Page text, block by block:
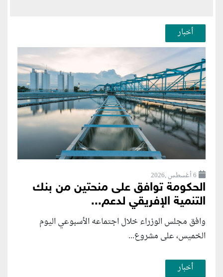
أخبار
6 أغسطس ,2026
الحكومة توافق على منحتين من بنك
التنمية الإفريقي لدعم...
وافق مجلس الوزراء خلال اجتماعه الأسبوعي اليوم
الخميس، على مشروع...
أخبار